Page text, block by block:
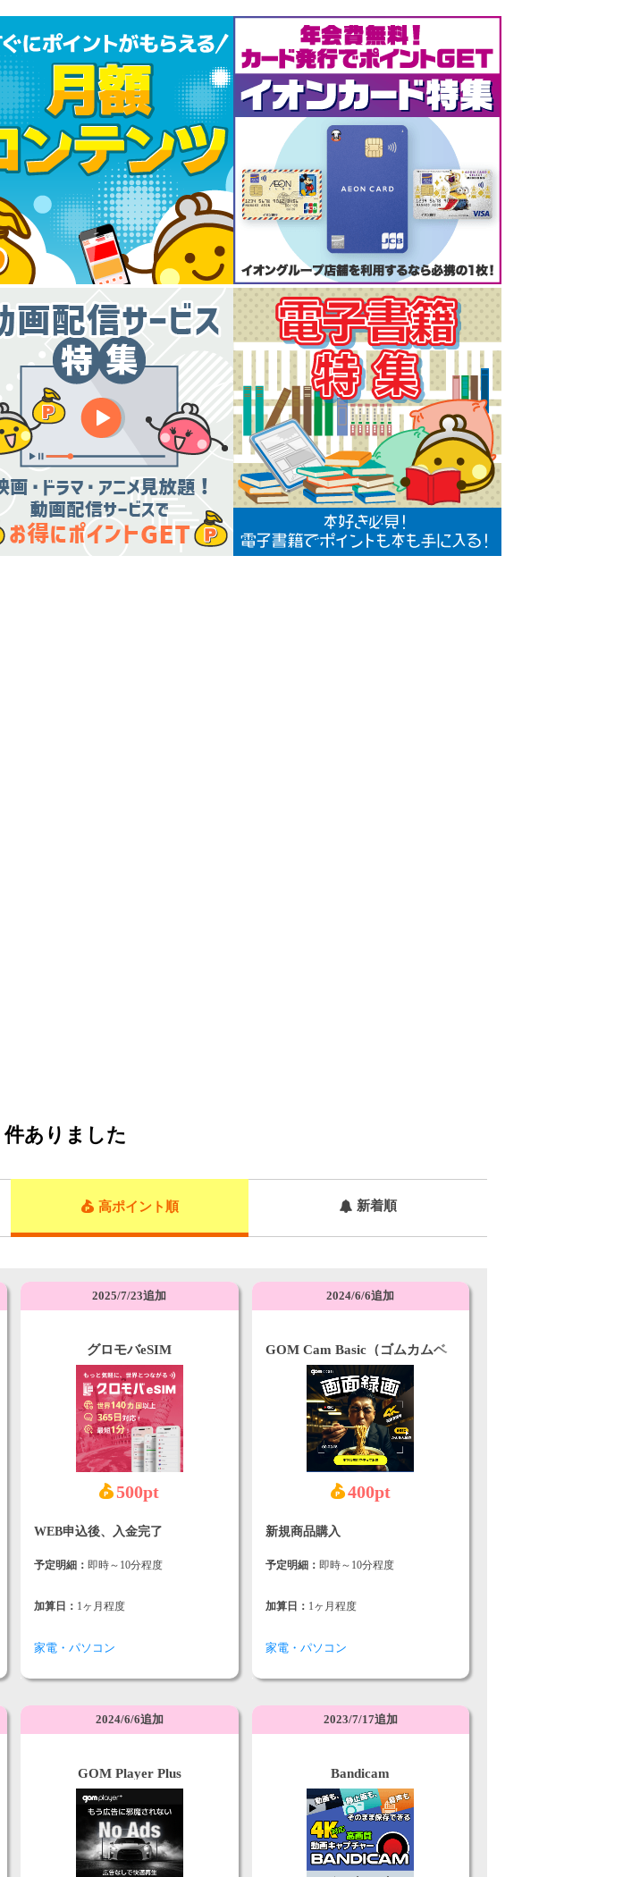
件ありました
高ポイント順 新着順
2025/7/23追加
グロモバeSIM
500pt
WEB申込後、入金完了
予定明細： 即時～10分程度
加算日： 1ヶ月程度
家電・パソコン
2024/6/6追加
GOM Cam Basic（ゴムカムベ
ージック）
400pt
新規商品購入
予定明細： 即時～10分程度
加算日： 1ヶ月程度
家電・パソコン
2024/6/6追加
GOM Player Plus
2023/7/17追加
Bandicam